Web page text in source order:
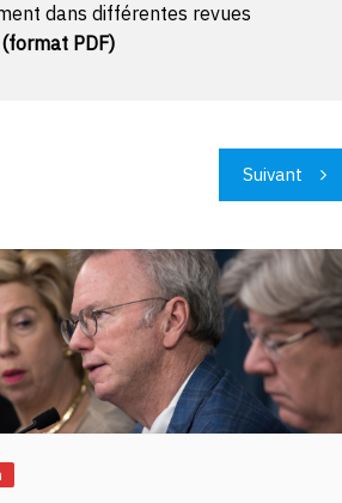
dans différentes revues
PDF)
Suivant